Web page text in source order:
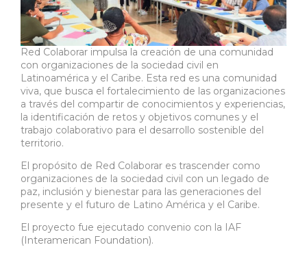
Red Colaborar impulsa la creación de una comunidad
con organizaciones de la sociedad civil en
Latinoamérica y el Caribe. Esta red es una comunidad
viva, que busca el fortalecimiento de las organizaciones
a través del compartir de conocimientos y experiencias,
la identificación de retos y objetivos comunes y el
trabajo colaborativo para el desarrollo sostenible del
territorio.
El propósito de Red Colaborar es trascender como
organizaciones de la sociedad civil con un legado de
paz, inclusión y bienestar para las generaciones del
presente y el futuro de Latino América y el Caribe.
El proyecto fue ejecutado convenio con la IAF
(Interamerican Foundation).